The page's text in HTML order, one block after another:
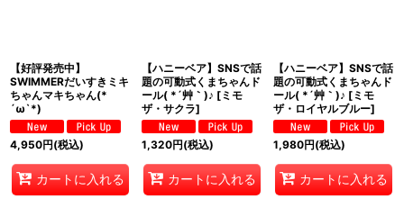
【好評発売中】
SWIMMERだいすきミキ
ちゃんマキちゃん(*
´ω`*)
4,950円(税込)
カートに入れる
【ハニーベア】SNSで話
題の可動式くまちゃんド
ール( *´艸｀)♪ [ミモ
ザ・サクラ]
1,320円(税込)
カートに入れる
【ハニーベア】SNSで話
題の可動式くまちゃんド
ール( *´艸｀)♪ [ミモ
ザ・ロイヤルブルー]
1,980円(税込)
カートに入れる